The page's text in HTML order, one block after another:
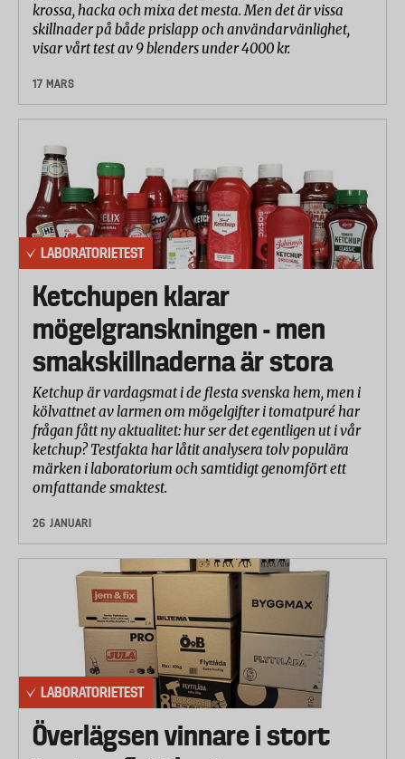
krossa, hacka och mixa det mesta. Men det är vissa
skillnader på både prislapp och användarvänlighet,
visar vårt test av 9 blenders under 4000 kr.
17 MARS
LABORATORIETEST
Ketchupen klarar
mögelgranskningen - men
smakskillnaderna är stora
Ketchup är vardagsmat i de flesta svenska hem, men i
kölvattnet av larmen om mögelgifter i tomatpuré har
frågan fått ny aktualitet: hur ser det egentligen ut i vår
ketchup? Testfakta har låtit analysera tolv populära
märken i laboratorium och samtidigt genomfört ett
omfattande smaktest.
26 JANUARI
LABORATORIETEST
Överlägsen vinnare i stort